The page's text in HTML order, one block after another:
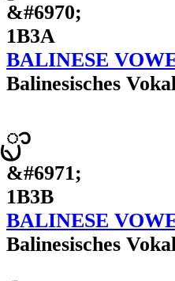
&#6970;
1B3A
BALINESE
Balinesisches
ᬻ
&#6971;
1B3B
BALINESE
Balinesisches